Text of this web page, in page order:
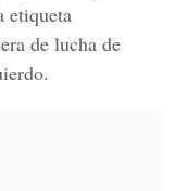
etiqueta
de lucha de